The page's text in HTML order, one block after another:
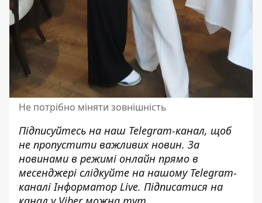
Не потрібно міняти зовнішність
Підписуйтесь на наш Telegram-канал, щоб
не пропустити важливих новин. За
новинами в режимі онлайн прямо в
месенджері слідкуйте на нашому Telegram-
каналі Інформатор Live. Підписатися на